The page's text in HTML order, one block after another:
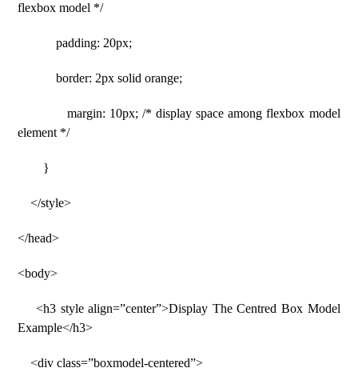
flexbox model */
padding: 20px;
border: 2px solid orange;
margin: 10px; /* display space among flexbox model
element */
}
</style>
</head>
<body>
<h3 style align=”center”>Display The Centred Box Model
Example</h3>
<div class=”boxmodel-centered”>